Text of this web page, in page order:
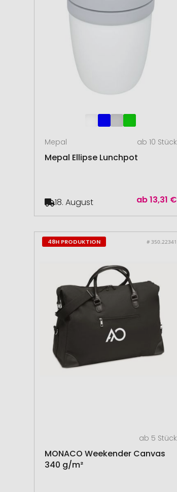
Mepal ab 10 Stück
Mepal Ellipse Lunchpot
ab13,31 €
18. August
48H PRODUKTION # 350.22341
ab 5 Stück
MONACO Weekender Canvas
340 g/m²